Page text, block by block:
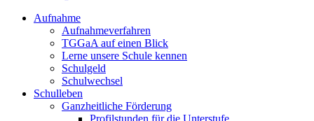
Aufnahme
Aufnahmeverfahren
TGGaA auf einen Blick
Lerne unsere Schule kennen
Schulgeld
Schulwechsel
Schulleben
Ganzheitliche Förderung
Profilstunden für die Unterstufe